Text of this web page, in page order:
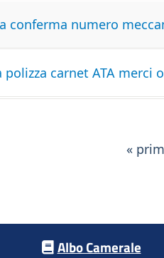
conferma numero
polizza carnet ATA merci
«
menuAlbo Camerale